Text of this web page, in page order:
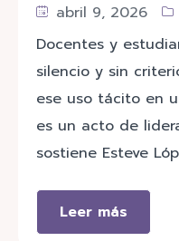
abril 9, 2026
Docentes y
silencio y sin
ese uso tácito en
es un acto de
sostiene Esteve
Leer más